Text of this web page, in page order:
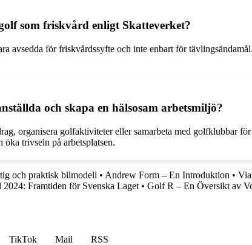
som friskvård enligt Skatteverket?
avsedda för friskvårdssyfte och inte enbart för
och skapa en hälsosam arbetsmiljö?
organisera golfaktiviteter eller samarbeta med golfklubbar
öka trivseln på arbetsplatsen.
och praktisk bilmodell • Andrew Form – En Introduktion •
Framtiden för Svenska Laget • Golf R – En Översikt av
TikTok Mail
RSS